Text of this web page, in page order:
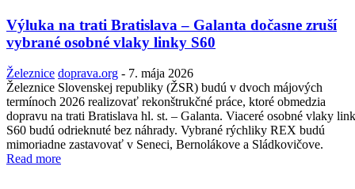
Výluka na trati Bratislava – Galanta dočasne zruší
vybrané osobné vlaky linky S60
Železnice doprava.org - 7. mája 2026
Železnice Slovenskej republiky (ŽSR) budú v dvoch májových
termínoch 2026 realizovať rekonštrukčné práce, ktoré obmedzia
dopravu na trati Bratislava hl. st. – Galanta. Viaceré osobné vlaky
S60 budú odrieknuté bez náhrady. Vybrané rýchliky REX budú
mimoriadne zastavovať v Seneci, Bernolákove a Sládkovičove.
Read more